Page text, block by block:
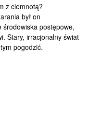
z ciemnotą?
był on
postępowe,
Stary, irracjonalny świat
pogodzić.